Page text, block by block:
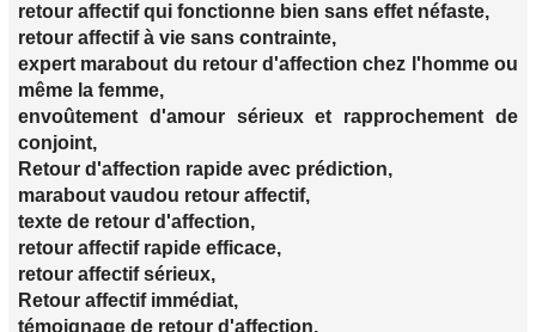
retour affectif qui fonctionne bien sans effet néfaste,
retour affectif à vie sans contrainte,
expert marabout du retour d'affection chez l'homme ou
même la femme,
envoûtement d'amour sérieux et rapprochement de
conjoint,
Retour d'affection rapide avec prédiction,
marabout vaudou retour affectif,
texte de retour d'affection,
retour affectif rapide efficace,
retour affectif sérieux,
Retour affectif immédiat,
témoignage de retour d'affection,